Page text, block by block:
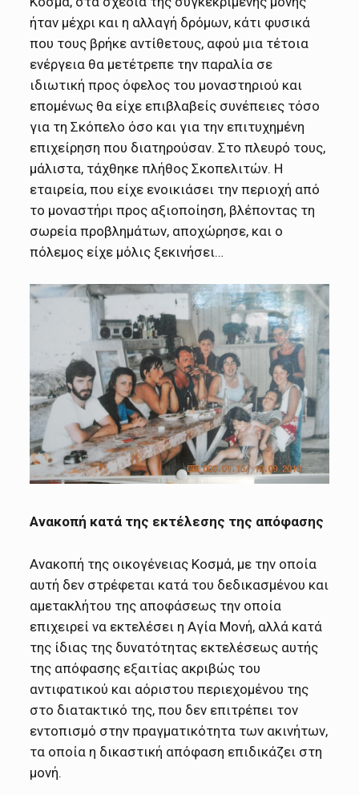
ήταν μέχρι και η αλλαγή δρόμων, κάτι φυσικά
που τους βρήκε αντίθετους, αφού μια τέτοια
ενέργεια θα μετέτρεπε την παραλία σε
ιδιωτική προς όφελος του μοναστηριού και
επομένως θα είχε επιβλαβείς συνέπειες τόσο
για τη Σκόπελο όσο και για την επιτυχημένη
επιχείρηση που διατηρούσαν. Στο πλευρό τους,
μάλιστα, τάχθηκε πλήθος Σκοπελιτών. Η
εταιρεία, που είχε ενοικιάσει την περιοχή από
το μοναστήρι προς αξιοποίηση, βλέποντας τη
σωρεία προβλημάτων, αποχώρησε, και ο
πόλεμος είχε μόλις ξεκινήσει…
Ανακοπή κατά της εκτέλεσης της απόφασης
Aνακοπή της οικογένειας Κοσμά, με την οποία
αυτή δεν στρέφεται κατά του δεδικασμένου και
αμετακλήτου της αποφάσεως την οποία
επιχειρεί να εκτελέσει η Αγία Μονή, αλλά κατά
της ίδιας της δυνατότητας εκτελέσεως αυτής
της απόφασης εξαιτίας ακριβώς του
αντιφατικού και αόριστου περιεχομένου της
στο διατακτικό της, που δεν επιτρέπει τον
εντοπισμό στην πραγματικότητα των ακινήτων,
τα οποία η δικαστική απόφαση επιδικάζει στη
μονή.